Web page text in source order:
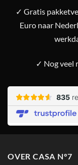
✓ Gratis
Euro naar
✓ Nog veel
OVER CASA N°7